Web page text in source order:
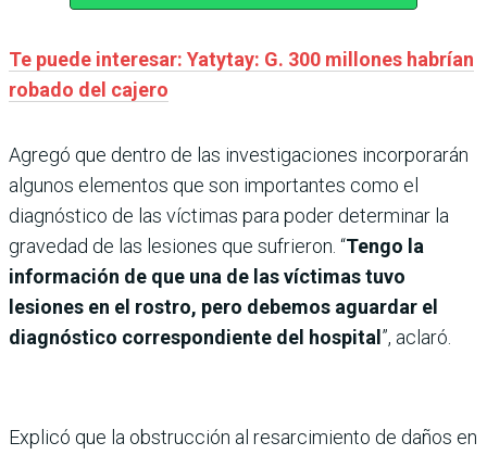
Te puede interesar: Yatytay: G. 300 millones habrían
robado del cajero
Agregó que dentro de las investigaciones incorporarán
algunos elementos que son importantes como el
diagnóstico de las víctimas para poder determinar la
gravedad de las lesiones que sufrieron. “Tengo la
información de que una de las víctimas tuvo
lesiones en el rostro, pero debemos aguardar el
diagnóstico correspondiente del hospital ”, aclaró.
Explicó que la obstrucción al resarcimiento de daños en